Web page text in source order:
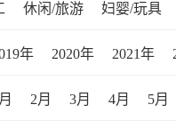
休闲/旅游 妇婴/玩具
年 2020年 2021年
2月 3月 4月 5月